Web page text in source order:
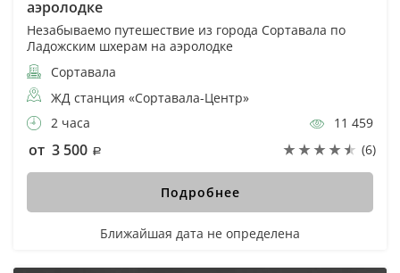
аэролодке
Незабываемо путешествие из города Сортавала по
Ладожским шхерам на аэролодке
Сортавала
ЖД станция «Сортавала-Центр»
2 часа
11 459
от 3 500 (6)
Подробнее
Ближайшая дата не определена